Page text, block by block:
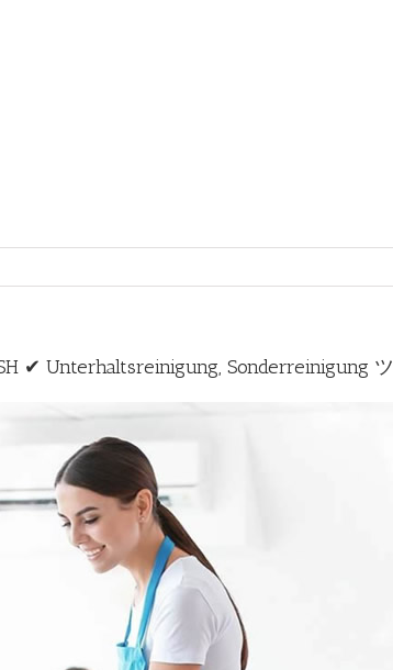
✔ Unterhaltsreinigung, Sonderreinigung ツ